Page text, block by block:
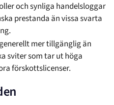
och synliga handelsloggar
prestanda än vissa svarta
mer tillgänglig än
sviter som tar ut höga
förskottslicenser.